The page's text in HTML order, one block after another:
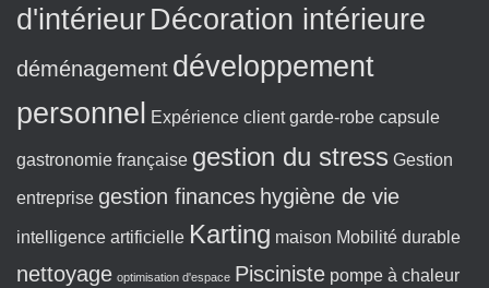
d'intérieurDécoration intérieure
déménagement développement
personnel Expérience client garde-robe capsule
gastronomie française gestion du stress Gestion
entreprise gestion finances hygiène de vie
intelligence artificielle Karting maison Mobilité durable
nettoyage optimisation d'espace Pisciniste pompe à chaleur